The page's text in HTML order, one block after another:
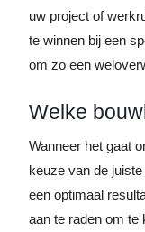
uw project of
te winnen bij een
om zo een
Welke
Wanneer het gaat
keuze van de
een optimaal
aan te raden om te